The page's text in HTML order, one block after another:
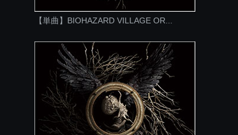
【単曲】BIOHAZARD VILLAGE OR...